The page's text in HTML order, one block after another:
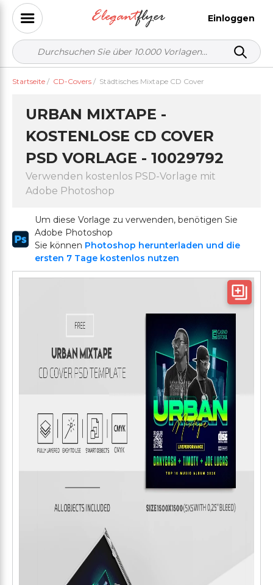
Einloggen
Startseite / CD-Covers / Städtisches Mixtape CD Cover
URBAN MIXTAPE -
KOSTENLOSE CD COVER
PSD VORLAGE - 10029792
Verwenden kostenlos PSD-Vorlage mit
Adobe Photoshop
Um diese Vorlage zu verwenden, benötigen Sie
Adobe Photoshop
Sie können Photoshop herunterladen und die
ersten 7 Tage kostenlos nutzen